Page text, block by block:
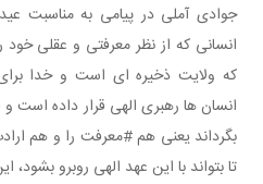
جوادی آملی در پیامی به مناسبت
انسانی که از نظر معرفتی و عقلی
که ولایت ذخیره ای است و خدا
انسان ها رهبری الهی قرار داده
بگرداند یعنی هم #معرفت را و هم
تا بتواند با این عهد الهی روبرو بشود،